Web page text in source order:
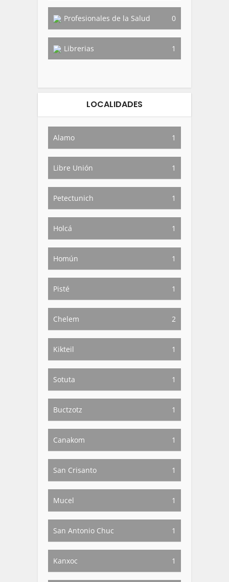
Profesionales de la Salud 0
Librerias 1
LOCALIDADES
Alamo 1
Libre Unión 1
Petectunich 1
Holcá 1
Homún 1
Pisté 1
Chelem 2
Kikteil 1
Sotuta 1
Buctzotz 1
Canakom 1
San Crisanto 1
Mucel 1
San Antonio Chuc 1
Kanxoc 1